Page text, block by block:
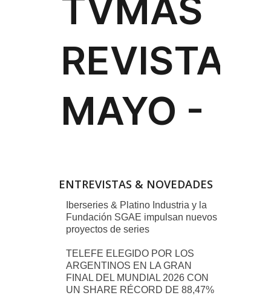
ENTREVISTAS & NOVEDADES
Iberseries & Platino Industria y la
Fundación SGAE impulsan nuevos
proyectos de series
TELEFE ELEGIDO POR LOS
ARGENTINOS EN LA GRAN
FINAL DEL MUNDIAL 2026 CON
UN SHARE RÉCORD DE 88,47%